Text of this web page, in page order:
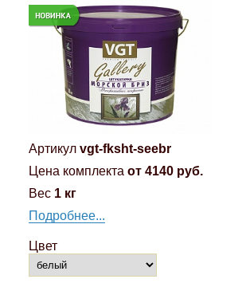
Артикул vgt-fksht-seebr
Цена комплекта от 4140 руб.
Вес 1 кг
Подробнее...
Цвет